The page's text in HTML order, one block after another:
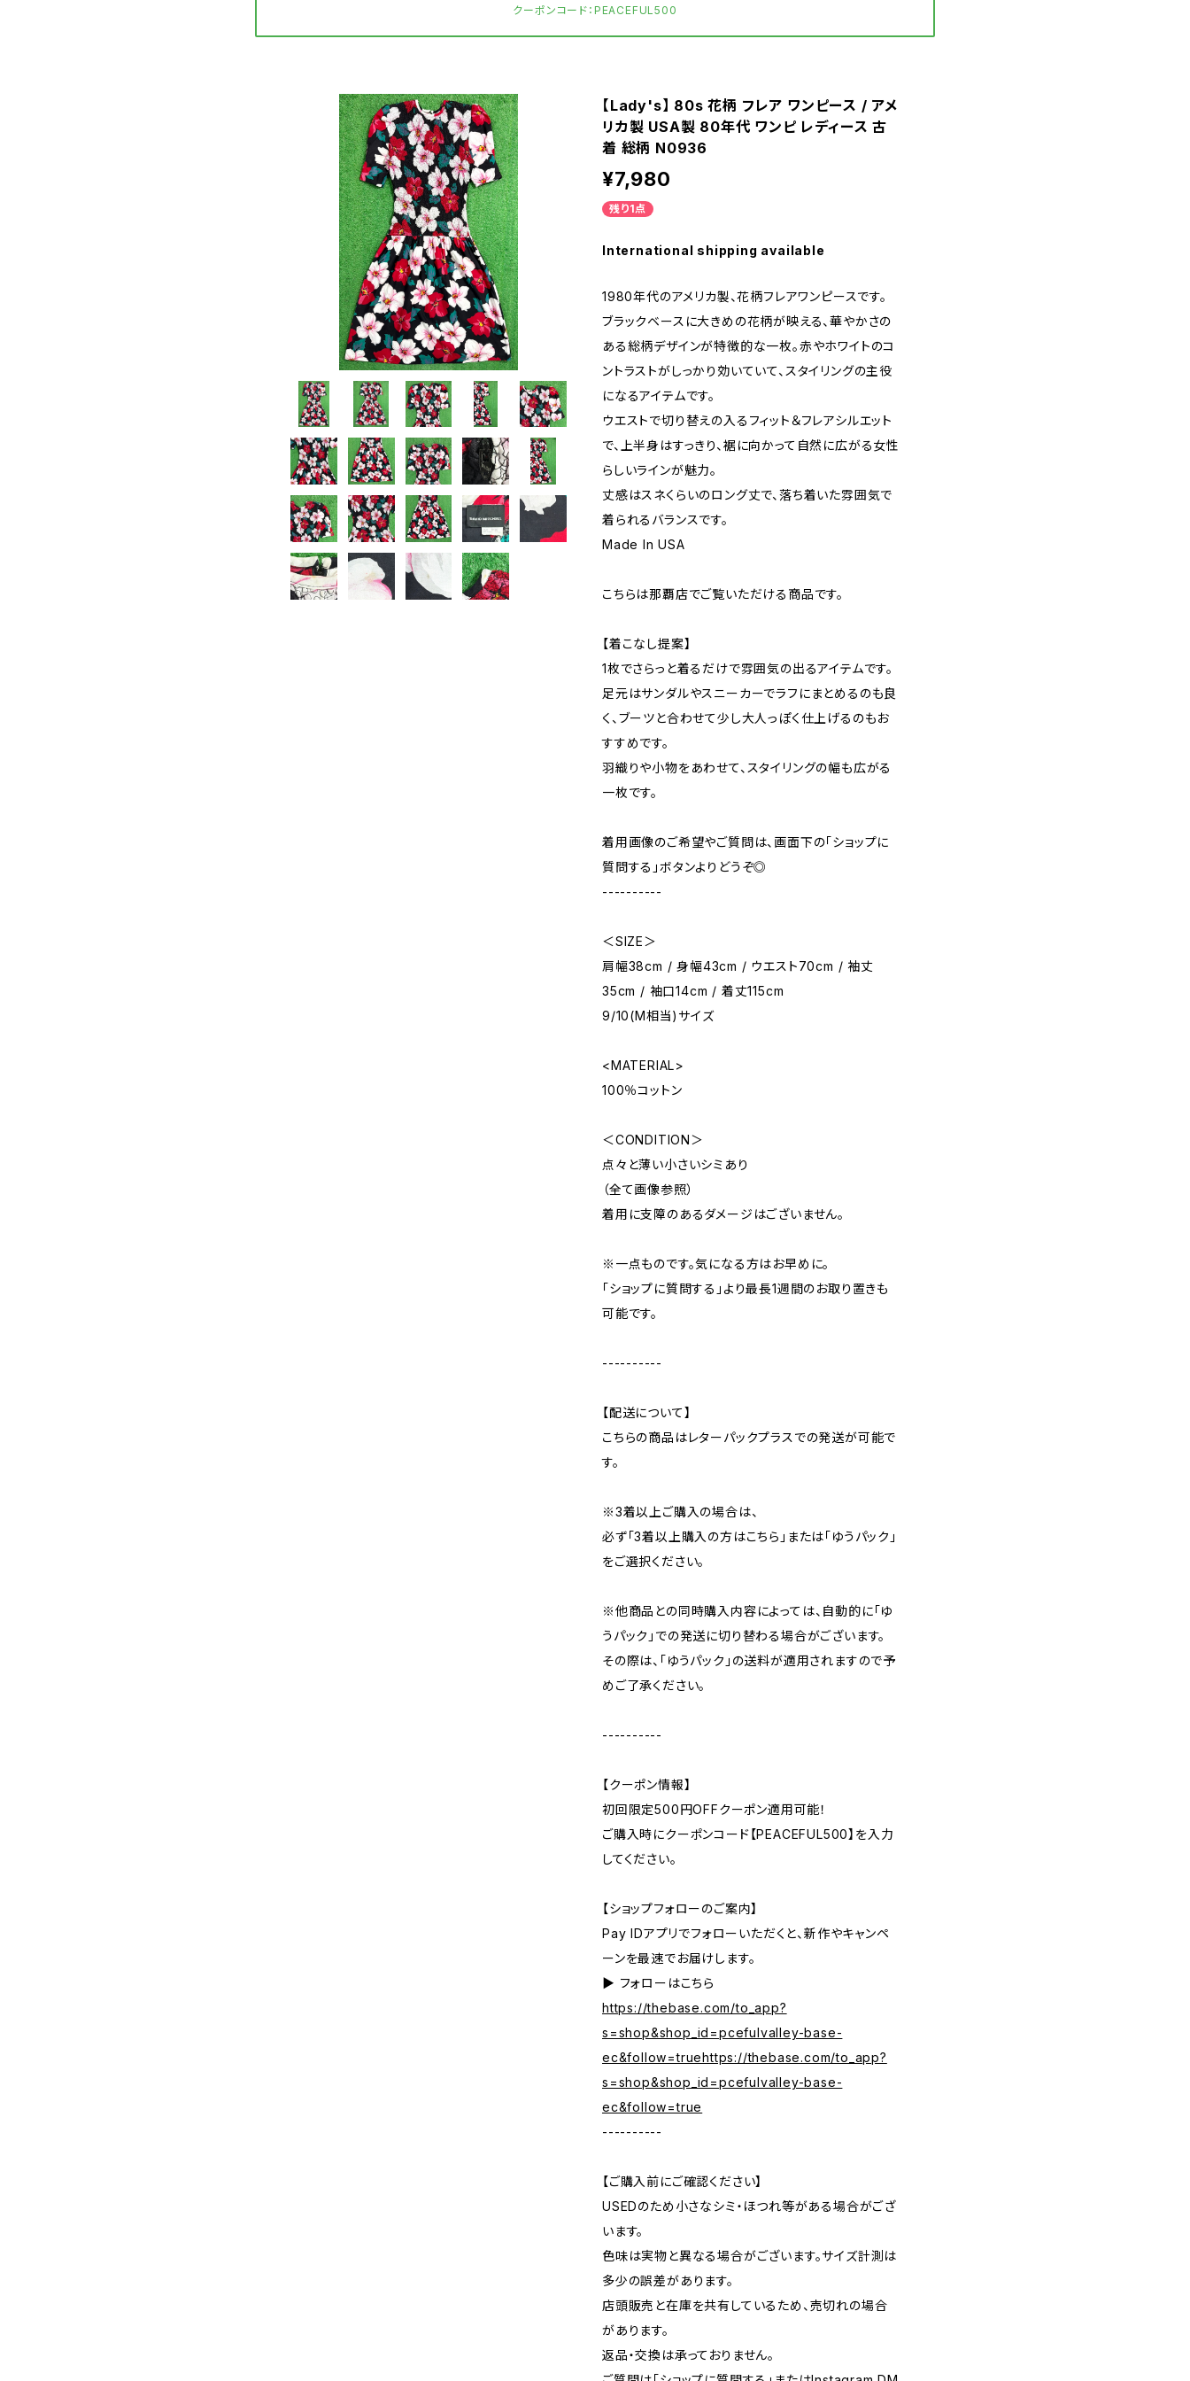
クーポンコード：PEACEFUL500
【Lady's】 80s 花柄 フレア ワンピース / アメ
リカ製 USA製 80年代 ワンピ レディース 古
着 総柄 N0936
¥7,980
残り1点
International shipping available
1980年代のアメリカ製、花柄フレアワンピースです。
ブラックベースに大きめの花柄が映える、華やかさの
ある総柄デザインが特徴的な一枚。赤やホワイトのコ
ントラストがしっかり効いていて、スタイリングの主役
になるアイテムです。
ウエストで切り替えの入るフィット＆フレアシルエット
で、上半身はすっきり、裾に向かって自然に広がる女性
らしいラインが魅力。
丈感はスネくらいのロング丈で、落ち着いた雰囲気で
着られるバランスです。
Made In USA
こちらは那覇店でご覧いただける商品です。
【着こなし提案】
1枚でさらっと着るだけで雰囲気の出るアイテムです。
足元はサンダルやスニーカーでラフにまとめるのも良
く、ブーツと合わせて少し大人っぽく仕上げるのもお
すすめです。
羽織りや小物をあわせて、スタイリングの幅も広がる
一枚です。
着用画像のご希望やご質問は、画面下の「ショップに
質問する」ボタンよりどうぞ◎
----------
＜SIZE＞
肩幅38cm / 身幅43cm / ウエスト70cm / 袖丈
35cm / 袖口14cm / 着丈115cm
9/10(M相当)サイズ
<MATERIAL>
100％コットン
＜CONDITION＞
点々と薄い小さいシミあり
（全て画像参照）
着用に支障のあるダメージはございません。
※一点ものです。気になる方はお早めに。
「ショップに質問する」より最長1週間のお取り置きも
可能です。
----------
【配送について】
こちらの商品はレターパックプラスでの発送が可能で
す。
※3着以上ご購入の場合は、
必ず「3着以上購入の方はこちら」または「ゆうパック」
をご選択ください。
※他商品との同時購入内容によっては、自動的に「ゆ
うパック」での発送に切り替わる場合がございます。
その際は、「ゆうパック」の送料が適用されますので予
めご了承ください。
----------
【クーポン情報】
初回限定500円OFFクーポン適用可能！
ご購入時にクーポンコード【PEACEFUL500】を入力
してください。
【ショップフォローのご案内】
Pay IDアプリでフォローいただくと、新作やキャンペ
ーンを最速でお届けします。
▶︎ フォローはこちら
https://thebase.com/to_app?
s=shop&shop_id=pcefulvalley-base-
ec&follow=truehttps://thebase.com/to_app?
s=shop&shop_id=pcefulvalley-base-
ec&follow=true
----------
【ご購入前にご確認ください】
USEDのため小さなシミ・ほつれ等がある場合がござ
います。
色味は実物と異なる場合がございます。サイズ計測は
多少の誤差があります。
店頭販売と在庫を共有しているため、売切れの場合
があります。
返品・交換は承っておりません。